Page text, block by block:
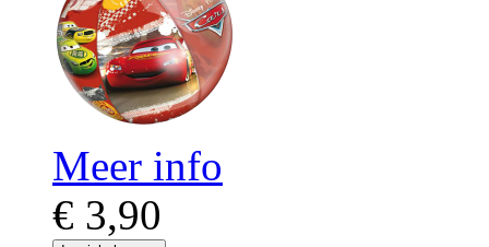
Meer info
€ 3,90